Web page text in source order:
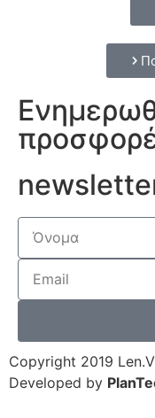
Copyright 2019
Developed by